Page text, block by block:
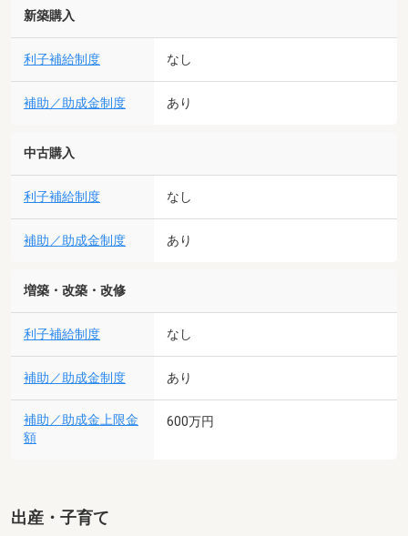
新築購入
利子補給制度 なし
補助／助成金制度 あり
中古購入
利子補給制度 なし
補助／助成金制度 あり
増築・改築・改修
利子補給制度 なし
補助／助成金制度 あり
補助／助成金上限金
額
600万円
出産・子育て